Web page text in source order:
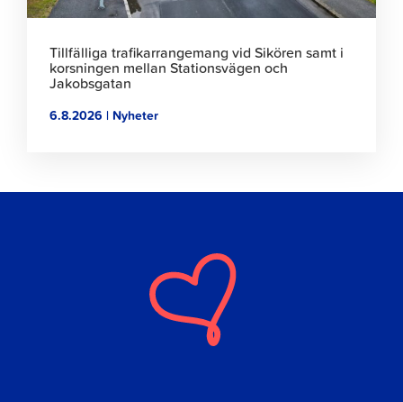
Tillfälliga trafikarrangemang vid Sikören samt i
korsningen mellan Stationsvägen och
Jakobsgatan
6.8.2026 | Nyheter